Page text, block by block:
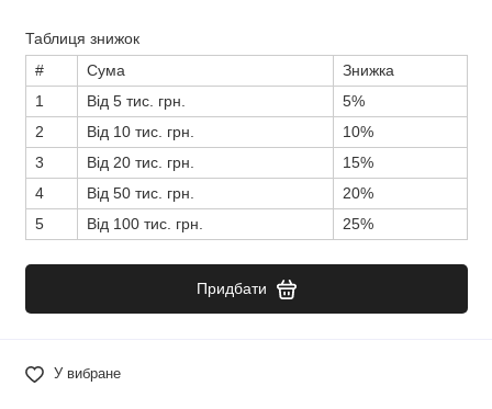
Таблиця знижок
#
Сума
Знижка
1
Від 5 тис. грн.
5%
2
Від 10 тис. грн.
10%
3
Від 20 тис. грн.
15%
4
Від 50 тис. грн.
20%
5
Від 100 тис. грн. 25%
Придбати
У вибране